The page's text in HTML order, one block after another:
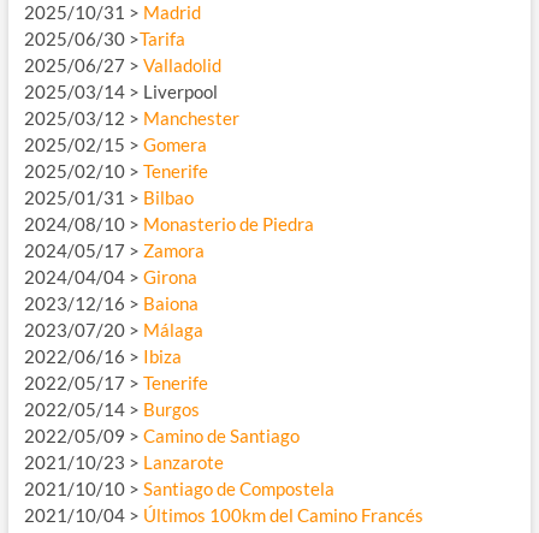
2025/10/31 > Madrid
2025/06/30 >Tarifa
2025/06/27 > Valladolid
2025/03/14 > Liverpool
2025/03/12 > Manchester
2025/02/15 > Gomera
2025/02/10 > Tenerife
2025/01/31 > Bilbao
2024/08/10 > Monasterio de Piedra
2024/05/17 > Zamora
2024/04/04 > Girona
2023/12/16 > Baiona
2023/07/20 > Málaga
2022/06/16 > Ibiza
2022/05/17 > Tenerife
2022/05/14 > Burgos
2022/05/09 > Camino de Santiago
2021/10/23 > Lanzarote
2021/10/10 > Santiago de Compostela
2021/10/04 > Últimos 100km del Camino Francés